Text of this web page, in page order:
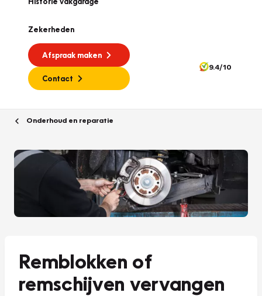
Zekerheden
Afspraak maken
Contact
9.4/10
Onderhoud en reparatie
Remblokken of
remschijven vervangen